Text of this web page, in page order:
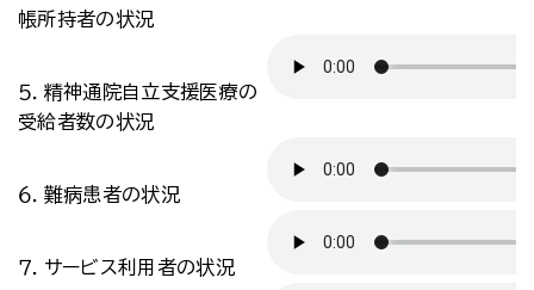
帳所持者の状況
５．精神通院自立支援医療の
受給者数の状況
６．難病患者の状況
７．サービス利用者の状況